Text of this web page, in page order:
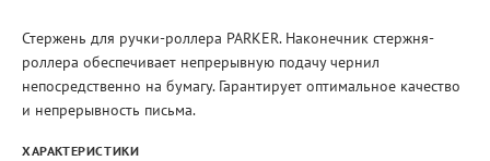
Стержень для ручки-роллера PARKER. Наконечник стержня-
роллера обеспечивает непрерывную подачу чернил
непосредственно на бумагу. Гарантирует оптимальное качество
и непрерывность письма.
ХАРАКТЕРИСТИКИ